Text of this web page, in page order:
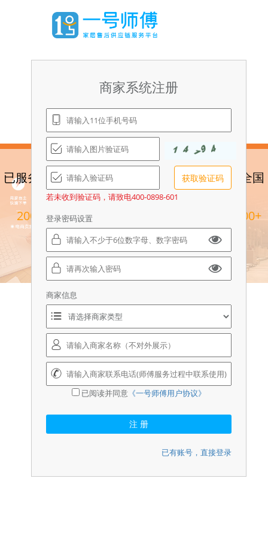
商家业务管理系统(BRM)
已服务商家
2000+
平台下单量
已超
132000+
在线专业师 已覆盖全国
200+
商家系统注册
获取验证码
若未收到验证码，请致电400-0898-601
登录密码设置
商家信息
已阅读并同意 《一号师傅用户协议》
注 册
已有账号，直接登录